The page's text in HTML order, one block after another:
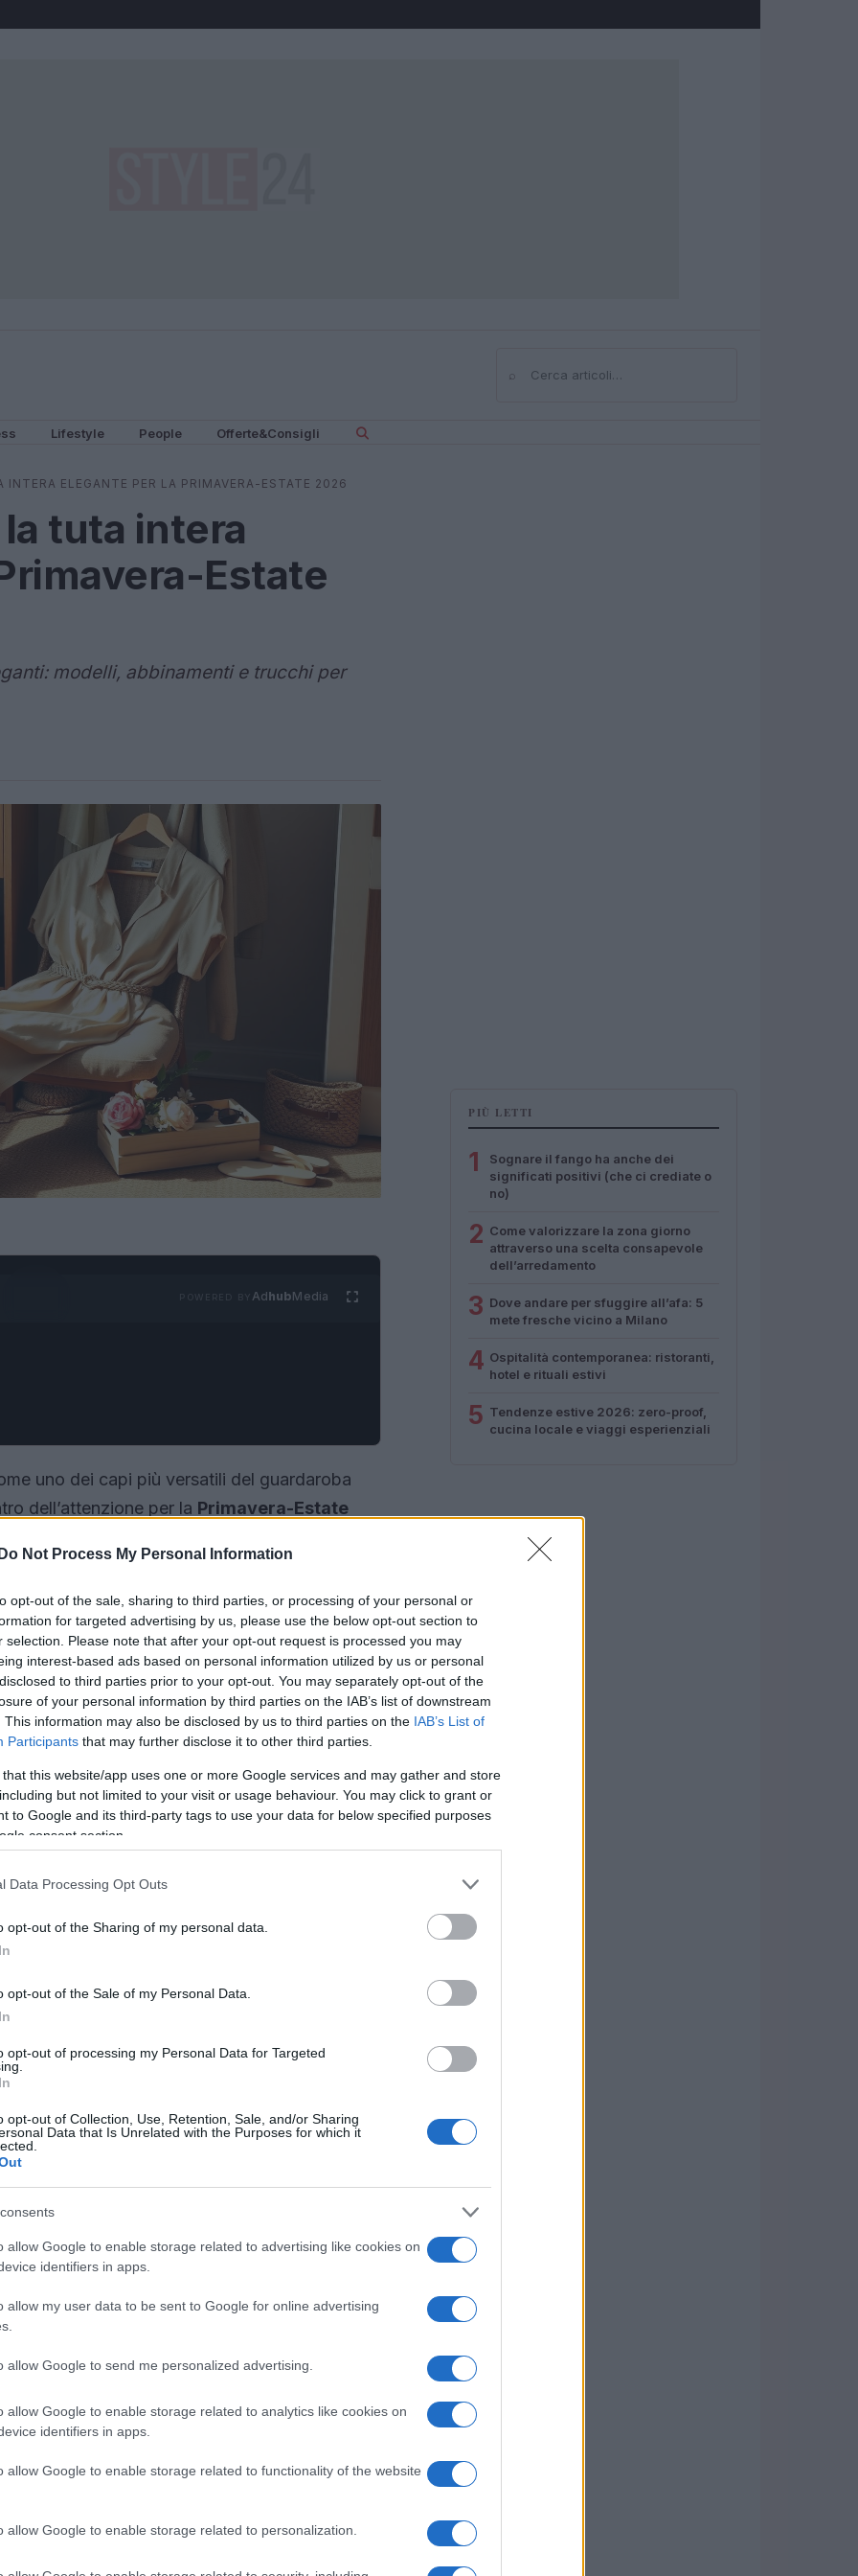
Do Not Process My Personal Information
opt-out of the sale, sharing to third parties, or processing of your personal or
for targeted advertising by us, please use the below opt-out section to
selection. Please note that after your opt-out request is processed you may
interest-based ads based on personal information utilized by us or personal
to third parties prior to your opt-out. You may separately opt-out of the
of your personal information by third parties on the IAB’s list of downstream
This information may also be disclosed by us to third parties on the IAB’s List of
Participants that may further disclose it to other third parties.
that this website/app uses one or more Google services and may gather and store
but not limited to your visit or usage behaviour. You may click to grant or
to Google and its third-party tags to use your data for below specified purposes
consent section.
Data Processing Opt Outs
opt-out of the Sharing of my personal data.
opt-out of the Sale of my Personal Data.
opt-out of processing my Personal Data for Targeted
opt-out of Collection, Use, Retention, Sale, and/or Sharing
Data that Is Unrelated with the Purposes for which it
allow Google to enable storage related to advertising like cookies on
identifiers in apps.
allow my user data to be sent to Google for online advertising
allow Google to send me personalized advertising.
allow Google to enable storage related to analytics like cookies on
identifiers in apps.
allow Google to enable storage related to functionality of the website
allow Google to enable storage related to personalization.
⌕Cerca
Lifestyle People Offerte&Consigli
INTERA ELEGANTE PER LA PRIMAVERA-ESTATE 2026
tuta intera
Estate
modelli, abbinamenti e trucchi per
AdhubMedia
uno dei capi più versatili del guardaroba
dell’attenzione per la Primavera-Estate
tailleur e ai tubini, la
pochi gesti: è un capo unico che
a charme e personalità. In questo
e forniamo suggerimenti concreti per
e alla silhouette.
trasformarla da proposta da ufficio a mise
bilanciare proporzioni, tessuti e dettagli per
seguito, analizziamo vantaggi, criteri di scelta
mantenendo come riferimento la
.
intera elegante
nella sua capacità di unire comodità e
l’assemblaggio del look ma lascia
punto di vista tecnico, lajumpsuitpuò avere
sartoriali oppure silhouette fluide
(satin, misto lino, crepe) influisce
la struttura di molti modelli aiuta a valorizzare
come le cinture o i drappeggi consentono
eleganti.
PIÙ LETTI
1
Sognare il fango ha anche dei
significati positivi (che ci crediate o
no)
2 Come valorizzare la zona giorno
attraverso una scelta consapevole
dell’arredamento
3 Dove andare per sfuggire all’afa: 5
mete fresche vicino a Milano
4 Ospitalità contemporanea: ristoranti,
hotel e rituali estivi
5 Tendenze estive 2026: zero-proof,
cucina locale e viaggi esperienziali